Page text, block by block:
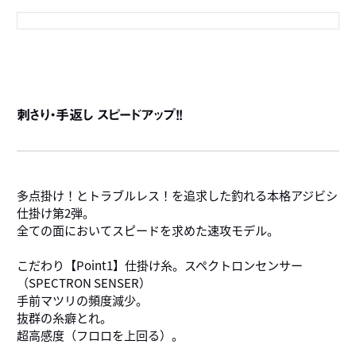
刺さり・手返し スピードアップ！！
多点掛け！とトラブルレス！を追求した釣れる本格アジビシ
仕掛け第2弾。
全ての面においてスピードを求めた速攻モデル。
こだわり【Point1】仕掛け糸。スペクトロンセンサー
（SPECTRON SENSER）
手前マツリの頻度減少。
抜群の糸癖とれ。
超高感度（フロロを上回る）。